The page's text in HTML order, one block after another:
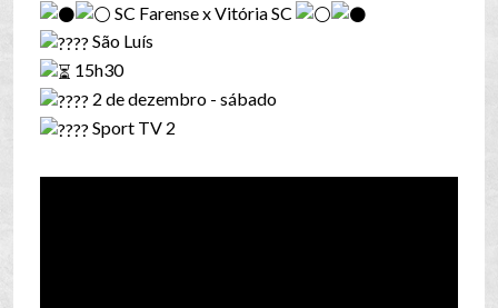
SC Farense x Vitória SC
São Luís
15h30
2 de dezembro - sábado
Sport TV 2